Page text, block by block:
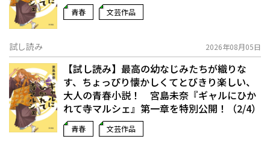
青春 文芸作品
試し読み 2026年08月05日
【試し読み】最高の幼なじみたちが織りな
す、ちょっぴり懐かしくてとびきり楽しい、
大人の青春小説！ 宮島未奈『ギャルにひか
れて寺マルシェ』第一章を特別公開！（2/4）
青春 文芸作品